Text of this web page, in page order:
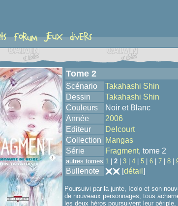
Tome 2
Scénario
Takahashi Shin
Dessin
Takahashi Shin
Couleurs
Noir et Blanc
Année
2006
Editeur
Delcourt
Collection
Mangas
Série
Fragment, tome 2
autres tomes 1 2 3 4 5 6 7 8
Bullenote [détail ]
Poursuivi par la junte, Icolo et son
de nouveaux personnages, tous
les deux héros poursuivent leur